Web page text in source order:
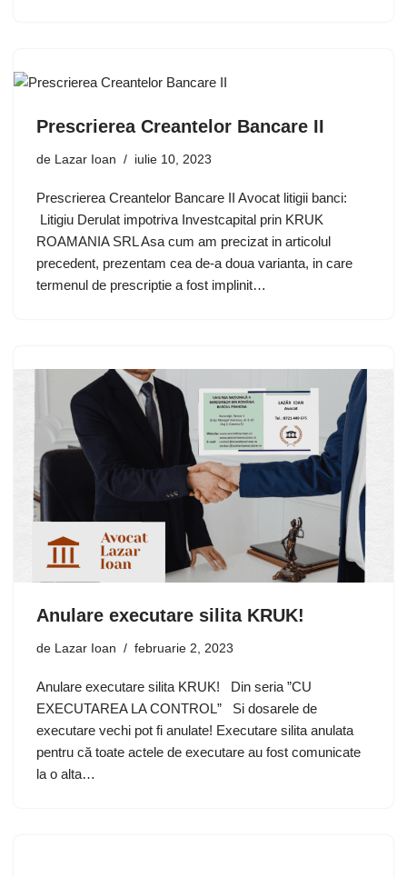
Prescrierea Creantelor Bancare II
de Lazar Ioan iulie 10, 2023
Prescrierea Creantelor Bancare II Avocat litigii banci:
Litigiu Derulat impotriva Investcapital prin KRUK
ROAMANIA SRL Asa cum am precizat in articolul
precedent, prezentam cea de-a doua varianta, in care
termenul de prescriptie a fost implinit…
Anulare executare silita KRUK!
de Lazar Ioan februarie 2, 2023
Anulare executare silita KRUK! Din seria ”CU
EXECUTAREA LA CONTROL” Si dosarele de
executare vechi pot fi anulate! Executare silita anulata
pentru că toate actele de executare au fost comunicate
la o alta…